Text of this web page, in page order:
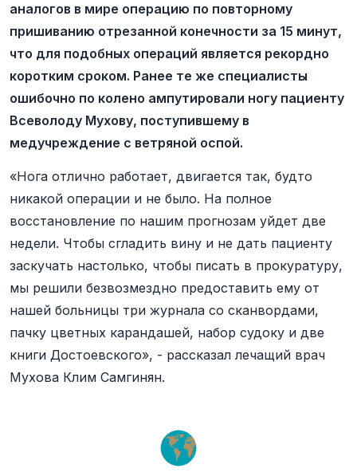
аналогов в мире операцию по повторному
пришиванию отрезанной конечности за 15 минут,
что для подобных операций является рекордно
коротким сроком. Ранее те же специалисты
ошибочно по колено ампутировали ногу пациенту
Всеволоду Мухову, поступившему в
медучреждение с ветряной оспой.
«Нога отлично работает, двигается так, будто
никакой операции и не было. На полное
восстановление по нашим прогнозам уйдет две
недели. Чтобы сгладить вину и не дать пациенту
заскучать настолько, чтобы писать в прокуратуру,
мы решили безвозмездно предоставить ему от
нашей больницы три журнала со сканвордами,
пачку цветных карандашей, набор судоку и две
книги Достоевского», - рассказал лечащий врач
Мухова Клим Самгинян.